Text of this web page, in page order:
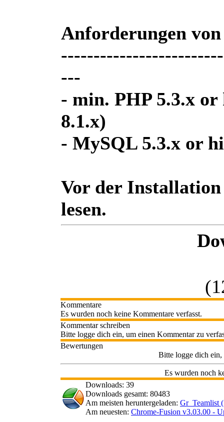
Anforderungen
---
- min. PHP 5.3.x
8.1.x)
- MySQL 5.3.x or
Vor der
lesen.
Kommentare
Es wurden noch keine Kommentare verfasst.
Kommentar schreiben
Bitte logge dich ein, um einen Kommentar zu
Bewertungen
Bitte logge dich ein,
Es wurden noch
Downloads: 39
Downloads gesamt: 80483
Am meisten heruntergeladen: Gr_Teamlist
Am neuesten: Chrome-Fusion v3.03.00 -